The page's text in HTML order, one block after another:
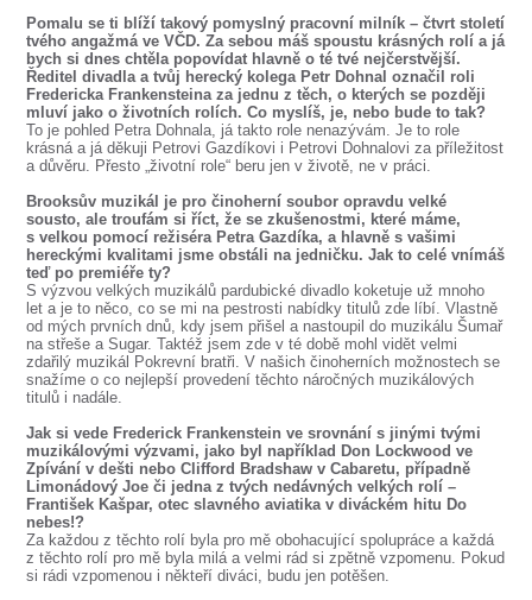
Pomalu se ti blíží takový pomyslný pracovní milník – čtvrt století
tvého angažmá ve VČD. Za sebou máš spoustu krásných rolí a já
bych si dnes chtěla popovídat hlavně o té tvé nejčerstvější.
Ředitel divadla a tvůj herecký kolega Petr Dohnal označil roli
Fredericka Frankensteina za jednu z těch, o kterých se později
mluví jako o životních rolích. Co myslíš, je, nebo bude to tak?
To je pohled Petra Dohnala, já takto role nenazývám. Je to role
krásná a já děkuji Petrovi Gazdíkovi i Petrovi Dohnalovi za příležitost
a důvěru. Přesto „životní role“ beru jen v životě, ne v práci.
Brooksův muzikál je pro činoherní soubor opravdu velké
sousto, ale troufám si říct, že se zkušenostmi, které máme,
s velkou pomocí režiséra Petra Gazdíka, a hlavně s vašimi
hereckými kvalitami jsme obstáli na jedničku. Jak to celé vnímáš
teď po premiéře ty?
S výzvou velkých muzikálů pardubické divadlo koketuje už mnoho
let a je to něco, co se mi na pestrosti nabídky titulů zde líbí. Vlastně
od mých prvních dnů, kdy jsem přišel a nastoupil do muzikálu Šumař
na střeše a Sugar. Taktéž jsem zde v té době mohl vidět velmi
zdařilý muzikál Pokrevní bratři. V našich činoherních možnostech se
snažíme o co nejlepší provedení těchto náročných muzikálových
titulů i nadále.
Jak si vede Frederick Frankenstein ve srovnání s jinými tvými
muzikálovými výzvami, jako byl například Don Lockwood ve
Zpívání v dešti nebo Clifford Bradshaw v Cabaretu, případně
Limonádový Joe či jedna z tvých nedávných velkých rolí –
František Kašpar, otec slavného aviatika v diváckém hitu Do
nebes!?
Za každou z těchto rolí byla pro mě obohacující spolupráce a každá
z těchto rolí pro mě byla milá a velmi rád si zpětně vzpomenu. Pokud
si rádi vzpomenou i někteří diváci, budu jen potěšen.